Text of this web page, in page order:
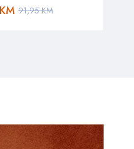
91,95KM
KM